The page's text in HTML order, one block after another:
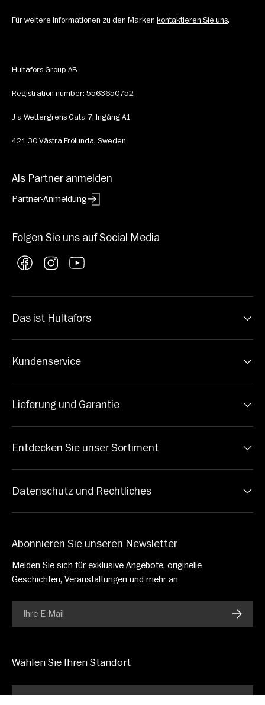
Für weitere Informationen zu den Marken kontaktieren Sie uns.
Hultafors Group AB
Registration number: 5563650752
J a Wettergrens Gata 7, Ingång A1
421 30 Västra Frölunda, Sweden
Als Partner anmelden
Partner-Anmeldung
Folgen Sie uns auf Social Media
FacebookInstagramYouTube
Das ist Hultafors
Kundenservice
Lieferung und Garantie
Entdecken Sie unser Sortiment
Datenschutz und Rechtliches
Abonnieren Sie unseren Newsletter
Melden Sie sich für exklusive Angebote, originelle
Geschichten, Veranstaltungen und mehr an
E-Mail
Wählen Sie Ihren Standort
Deutschland